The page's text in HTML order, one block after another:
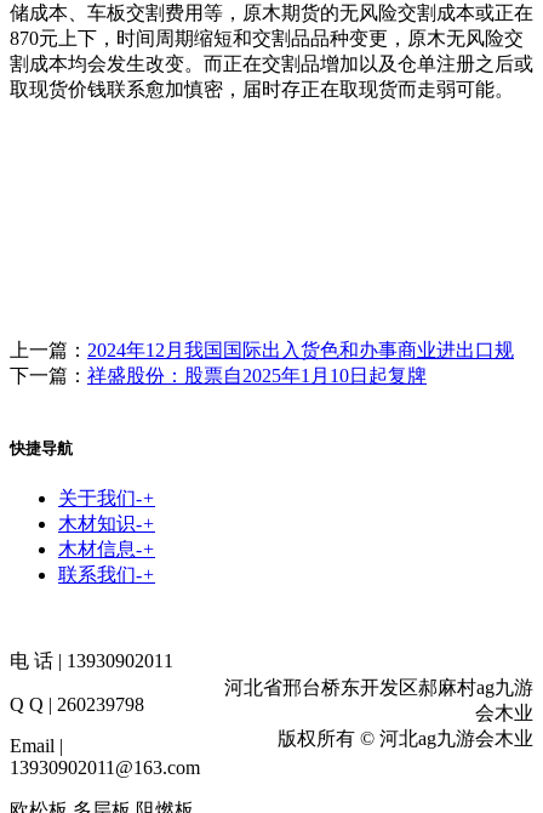
储成本、车板交割费用等，原木期货的无风险交割成本或正在
870元上下，时间周期缩短和交割品品种变更，原木无风险交
割成本均会发生改变。而正在交割品增加以及仓单注册之后或
取现货价钱联系愈加慎密，届时存正在取现货而走弱可能。
上一篇： 2024年12月我国国际出入货色和办事商业进出口规
下一篇： 祥盛股份：股票自2025年1月10日起复牌
快捷导航
关于我们-+
木材知识-+
木材信息-+
联系我们-+
电 话 | 13930902011
Q Q | 260239798
Email |
13930902011@163.com
河北省邢台桥东开发区郝麻村ag九游
会木业
版权所有 © 河北ag九游会木业